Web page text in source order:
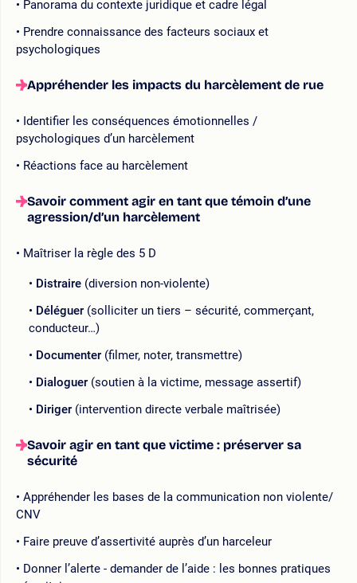
Panorama du contexte juridique et cadre légal
Prendre connaissance des facteurs sociaux et
psychologiques
Appréhender les impacts du harcèlement de rue
Identifier les conséquences émotionnelles /
psychologiques d’un harcèlement
Réactions face au harcèlement
Savoir comment agir en tant que témoin d’une
agression/d’un harcèlement
Maîtriser la règle des 5 D
Distraire (diversion non-violente)
Déléguer (solliciter un tiers – sécurité, commerçant,
conducteur…)
Documenter (filmer, noter, transmettre)
Dialoguer (soutien à la victime, message assertif)
Diriger (intervention directe verbale maîtrisée)
Savoir agir en tant que victime : préserver sa
sécurité
Appréhender les bases de la communication non violente/
CNV
Faire preuve d’assertivité auprès d’un harceleur
Donner l’alerte - demander de l’aide : les bonnes pratiques